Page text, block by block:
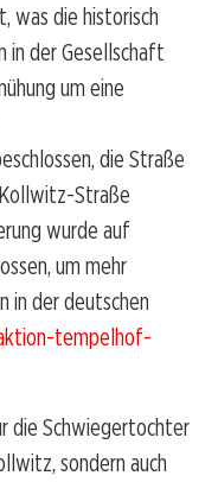
was die historisch
in der Gesellschaft
um eine
die Straße
Straße
wurde auf
um mehr
in der deutschen
tempelhof-
die Schwiegertochter
sondern auch